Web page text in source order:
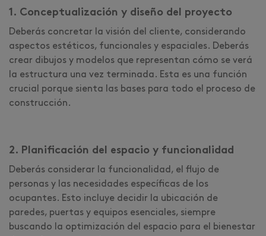
1. Conceptualización y diseño del proyecto
Deberás concretar la visión del cliente, considerando
aspectos estéticos, funcionales y espaciales. Deberás
crear dibujos y modelos que representan cómo se verá
la estructura una vez terminada. Esta es una función
crucial porque sienta las bases para todo el proceso de
construcción.
2. Planificación del espacio y funcionalidad
Deberás considerar la funcionalidad, el flujo de
personas y las necesidades específicas de los
ocupantes. Esto incluye decidir la ubicación de
paredes, puertas y equipos esenciales, siempre
buscando la optimización del espacio para el bienestar